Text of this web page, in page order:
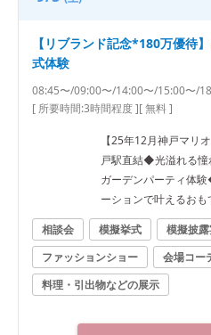
【リブランド記念*180万優待
式体験
08:45〜/09:00〜/14:00〜/15:00〜/
[ 所要時間:3時間程度][ 無料 ]
【25年12月神戸マリ
戸駅直結◆光溢れる
ガーデンパーティ体
ーションで叶えるお
品試食
相談会 模擬挙式 模擬披
ファッションショー
会場コー
料理・引出物などの展示